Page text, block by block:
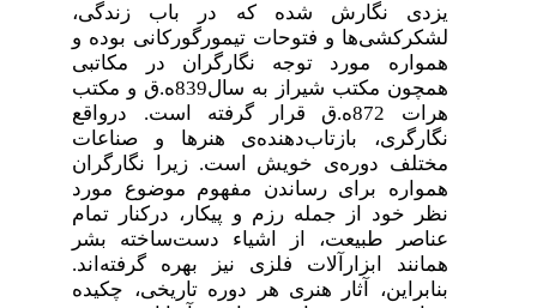
‌یزدی نگارش شده ‌که‌ در‌‌ باب‌ زندگی،‌
لشکر‌کشی‌ها و فتوحات‌ تیمور‌گورکانی بوده و
همواره مورد توجه نگارگران در مکاتبی
همچون مکتب شیراز به سال839ه.ق و مکتب
هرات 872ه.ق قرار گرفته است. درواقع
نگارگری، بازتاب‌دهنده‌ی هنرها ‌و ‌صناعات
‌مختلف‌ دوره‌ی ‌خویش است. زیرا نگارگران
همواره برای رساندن مفهوم موضوع مورد
نظر خود از جمله‌ رزم ‌و ‌پیکار، ‌در‌کنار ‌تمام
‌عناصر ‌طبیعت، ‌از ‌اشیاء ‌‌‌دست‌ساخته ‌بشر
همانند ابزارآلات‌ فلزی نیز بهره ‌گرفته‌اند.
بنابراین، آثار هنری هر دوره تاریخی، چکیده‌